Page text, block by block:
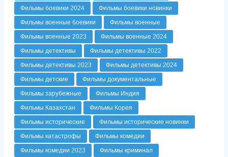
Фильмы боевики 2024
Фильмы боевики новинки
Фильмы военные боевики
Фильмы военные
Фильмы военные 2023
Фильмы военные 2024
Фильмы детективы
Фильмы детективы 2022
Фильмы детективы 2023
Фильмы детективы 2024
Фильмы детские
Фильмы документальные
Фильмы зарубежные
Фильмы Индия
Фильмы Казахстан
Фильмы Корея
Фильмы исторические
Фильмы исторические новинки
Фильмы катастрофы
Фильмы комедии
Фильмы комедии 2023
Фильмы криминал